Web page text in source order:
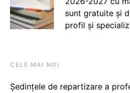
sunt gratuite și
profil și
CELE MAI NOI
Ședințele de repartizare a